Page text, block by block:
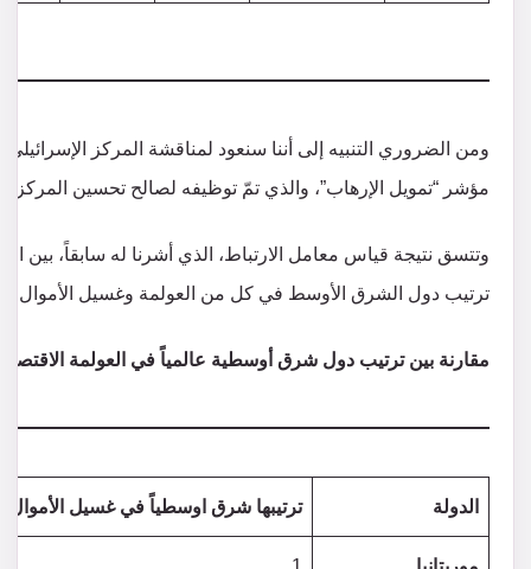
ومن الضروري التنبيه إلى أننا سنعود لمناقشة المركز
مؤشر “تمويل الإرهاب”، والذي تمّ توظيفه لصالح تحسين المركز
وتتسق نتيجة قياس معامل الارتباط، الذي أشرنا له سابقاً، بين
ترتيب دول الشرق الأوسط في كل من العولمة وغسيل الأموال،
مقارنة بين ترتيب دول شرق أوسطية عالمياً في العولمة
الدولة ترتيبها شرق اوسطياً في غسيل الأموال